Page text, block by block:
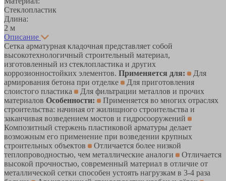
Стеклопластик
Длина:
2 м
Описание
Сетка арматурная кладочная представляет собой
высокотехнологичный строительный материал,
изготовленный из стеклопластика и других
коррозионностойких элементов. Применяется для:
Для
армирования бетона при отделке
Для приготовления
слоистого пластика
Для фильтрации металлов и прочих
материалов Особенности:
Применяется во многих отраслях
строительства: начиная от жилищного строительства и
заканчивая возведением мостов и гидросооружений
Композитный стержень пластиковой арматуры делает
возможным его применение при возведении крупных
строительных объектов
Отличается более низкой
теплопроводностью, чем металлические аналоги
Отличается
высокой прочностью, современный материал в отличие от
металлической сетки способен устоять нагрузкам в 3-4 раза